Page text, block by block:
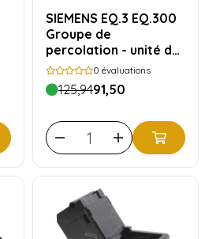
SIEMENS EQ.3 EQ.300
Groupe de
percolation - unité de
brassage Siemens
type 11041311
0 évaluations
125,9491,50